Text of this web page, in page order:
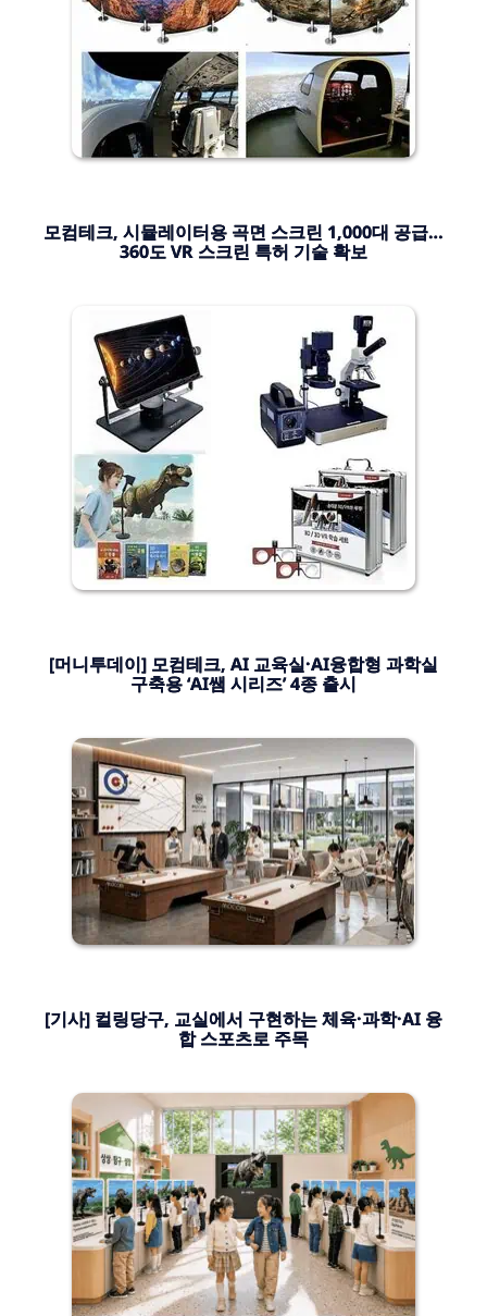
모컴테크, 시뮬레이터용 곡면 스크린 1,000대 공급…
360도 VR 스크린 특허 기술 확보
[머니투데이] 모컴테크, AI 교육실·AI융합형 과학실
구축용 ‘AI쌤 시리즈’ 4종 출시
[기사] 컬링당구, 교실에서 구현하는 체육·과학·AI 융
합 스포츠로 주목